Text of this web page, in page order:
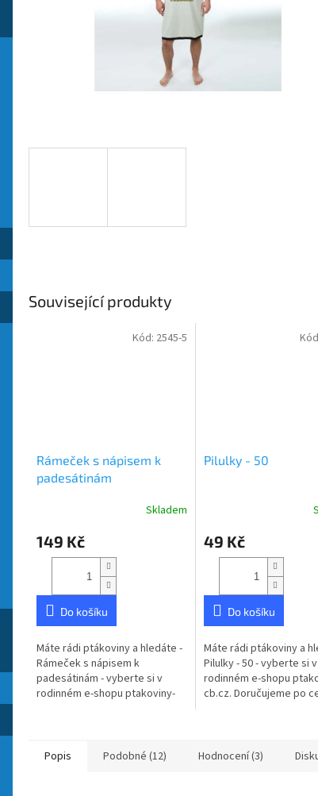
Související produkty
Rámeček s nápisem k
padesátinám
produktu
hvězdiček.
Skladem
149 Kč
Do košíku
Máte rádi ptákoviny a hledáte -
Rámeček s nápisem k
padesátinám - vyberte si v
rodinném e-shopu ptakoviny-
Kód: 2545-5
Pilulky - 50
49 Kč
Do košíku
Máte rádi ptákoviny a
Pilulky - 50 - vyberte si v
rodinném e-shopu
cb.cz. Doručujeme po
Popis Podobné (12) Hodnocení (3)